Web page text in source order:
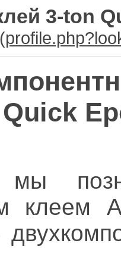
3-ton
Quick
мы
клеем